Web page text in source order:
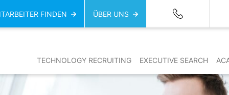
FINDEN ÜBER UNS
TECHNOLOGY RECRUITING EXECUTIVE SEARCH